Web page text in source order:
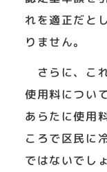
れを適正だと
りません。
さらに、こ
使用料につい
あらたに使用
ころで区民に
ではないでし